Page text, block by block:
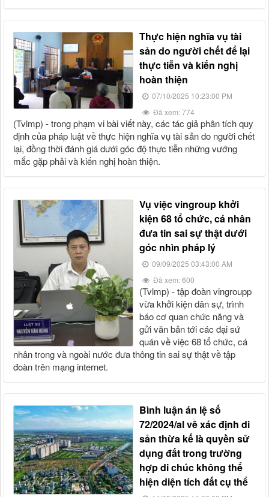
thực hiện nghĩa vụ tài
sản do người chết để lại
thực tiễn và kiến nghị
hoàn thiện
07/10/2025 10:23:00 PM
Đã xem: 774
(tvlmp) - trong phạm vi bài viết này, các tác giả phân tích quy
định của pháp luật về thực hiện nghĩa vụ tài sản do người chết
lại, đồng thời đánh giá dưới góc độ thực tiễn những vướng
mắc gặp phải và kiến nghị hoàn thiện.
vụ việc vingroup khởi
kiện 68 tổ chức, cá nhân
đưa tin sai sự thật dưới
góc nhìn pháp lý
09/09/2025 03:43:00 AM
Đã xem: 600
(tvlmp) - tập đoàn vingroupp
vừa khởi kiện dân sự, trình
báo cơ quan chức năng và
gửi văn bản tới các đại sứ
quán về việc 68 tổ chức, cá
nhân trong và ngoài nước đưa thông tin sai sự thật về tập
đoàn trên mạng internet.
bình luận án lệ số
72/2024/al về xác định di
sản thừa kế là quyền sử
dụng đất trong trường
hợp di chúc không thể
hiện diện tích đất cụ thể